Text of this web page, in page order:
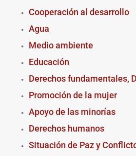
Cooperación al desarrollo
Agua
Medio ambiente
Educación
Derechos fundamentales,
Promoción de la mujer
Apoyo de las minorías
Derechos humanos
Situación de Paz y